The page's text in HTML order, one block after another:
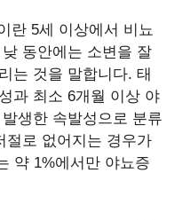
란 5세 이상에서 비뇨
동안에는 소변을 잘
는 것을 말합니다. 태
과 최소 6개월 이상 야
생한 속발성으로 분류
절로 없어지는 경우가
약 1%에서만 야뇨증